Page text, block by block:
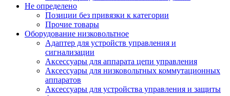
Не определено
Позиции без привязки к категории
Прочие товары
Оборудование низковольтное
Адаптер для устройств управления и
сигнализации
Аксессуары для аппарата цепи управления
Аксессуары для низковольтных коммутационных
аппаратов
Аксессуары для устройства управления и защиты